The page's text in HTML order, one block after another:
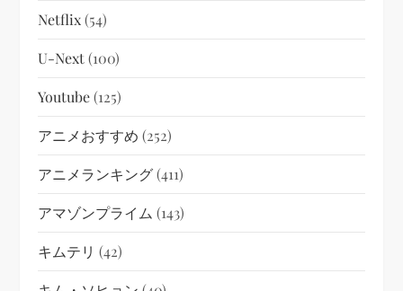
Netflix(54)
U-Next(100)
Youtube(125)
アニメおすすめ (252)
アニメランキング(411)
アマゾンプライム (143)
キムテリ (42)